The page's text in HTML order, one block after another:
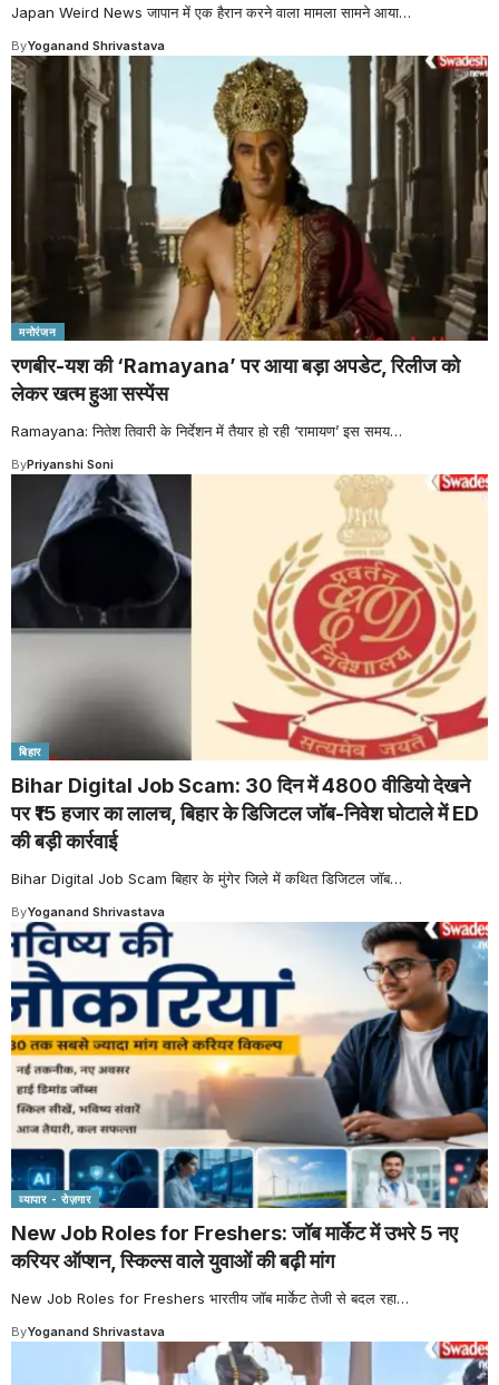
Japan Weird News जापान में एक हैरान करने वाला मामला सामने आया…
ByYoganand Shrivastava
मनोरंजन
रणबीर-यश की ‘Ramayana’ पर आया बड़ा अपडेट, रिलीज को
लेकर खत्म हुआ सस्पेंस
Ramayana: नितेश तिवारी के निर्देशन में तैयार हो रही ‘रामायण’ इस समय…
ByPriyanshi Soni
बिहार
Bihar Digital Job Scam: 30 दिन में 4800 वीडियो देखने
पर ₹15 हजार का लालच, बिहार के डिजिटल जॉब-निवेश घोटाले में ED
की बड़ी कार्रवाई
Bihar Digital Job Scam बिहार के मुंगेर जिले में कथित डिजिटल जॉब…
ByYoganand Shrivastava
व्यापार - रोज़गार
New Job Roles for Freshers: जॉब मार्केट में उभरे 5 नए
करियर ऑप्शन, स्किल्स वाले युवाओं की बढ़ी मांग
New Job Roles for Freshers भारतीय जॉब मार्केट तेजी से बदल रहा…
ByYoganand Shrivastava